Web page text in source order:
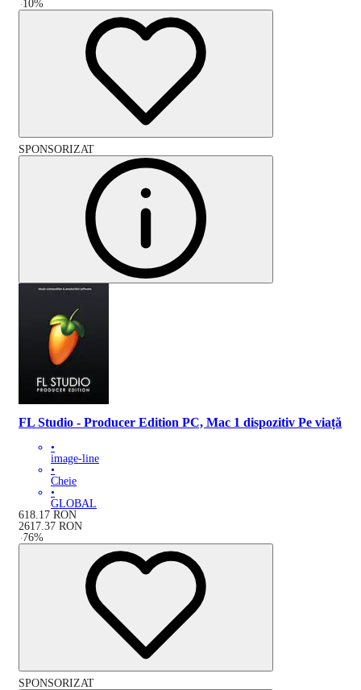
-10%
SPONSORIZAT
FL Studio - Producer Edition PC, Mac 1 dispozitiv Pe viață
•
image-line
•
Cheie
•
GLOBAL
618.17 RON
2617.37 RON
-76%
SPONSORIZAT